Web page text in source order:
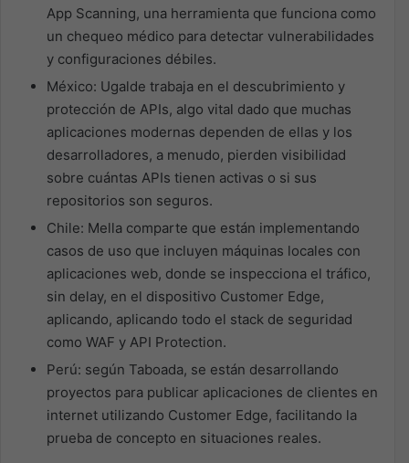
App Scanning, una herramienta que funciona como
un chequeo médico para detectar vulnerabilidades
y configuraciones débiles.
México: Ugalde trabaja en el descubrimiento y
protección de APIs, algo vital dado que muchas
aplicaciones modernas dependen de ellas y los
desarrolladores, a menudo, pierden visibilidad
sobre cuántas APIs tienen activas o si sus
repositorios son seguros.
Chile: Mella comparte que están implementando
casos de uso que incluyen máquinas locales con
aplicaciones web, donde se inspecciona el tráfico,
sin delay, en el dispositivo Customer Edge,
aplicando, aplicando todo el stack de seguridad
como WAF y API Protection.
Perú: según Taboada, se están desarrollando
proyectos para publicar aplicaciones de clientes en
internet utilizando Customer Edge, facilitando la
prueba de concepto en situaciones reales.